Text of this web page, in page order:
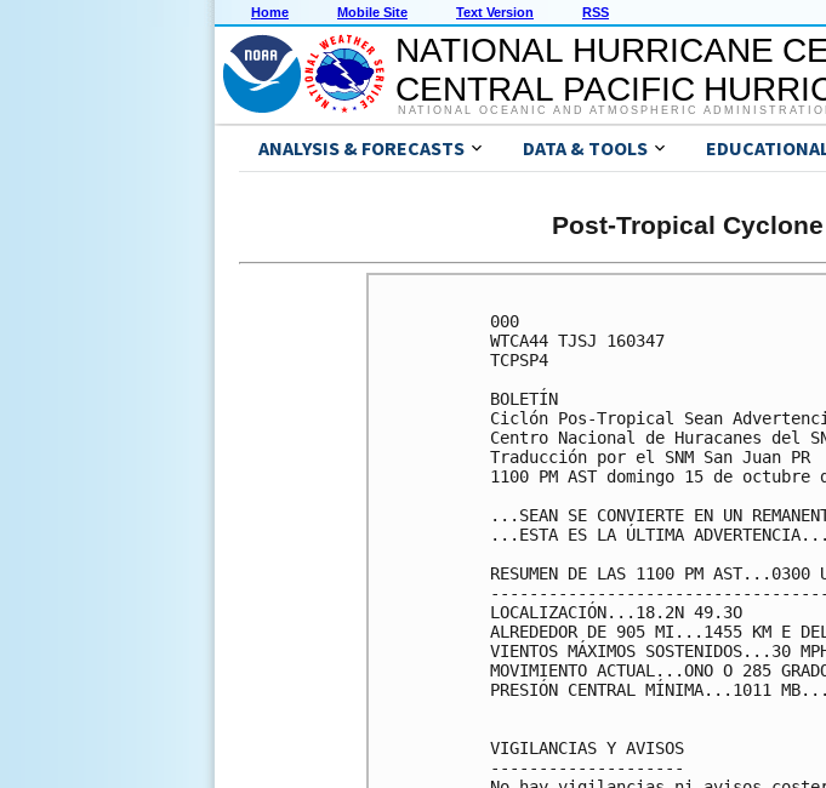
Home Mobile Site Text Version RSS
NATIONAL HURRICANE
CENTRAL PACIFIC
NATIONAL OCEANIC AND ATMOSPHERIC
ANALYSIS & FORECASTS DATA & TOOLS
Post-Tropical
000
WTCA44 TJSJ 160347
TCPSP4
BOLETÍN
Ciclón Pos-Tropical Sean
Centro Nacional de Huracanes del
Traducción por el SNM San Juan PR
1100 PM AST domingo 15 de octubre
...SEAN SE CONVIERTE EN UN
...ESTA ES LA ÚLTIMA ADVERTENCIA...
RESUMEN DE LAS 1100 PM AST...0300
LOCALIZACIÓN...18.2N 49.3O
ALREDEDOR DE 905 MI...1455 KM E
VIENTOS MÁXIMOS SOSTENIDOS...30
MOVIMIENTO ACTUAL...ONO O 285
PRESIÓN CENTRAL MÍNIMA...1011
VIGILANCIAS Y AVISOS
--------------------